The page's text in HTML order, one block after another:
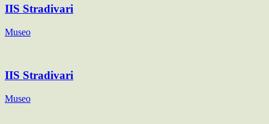
IIS Stradivari
Museo
IIS Stradivari
Museo